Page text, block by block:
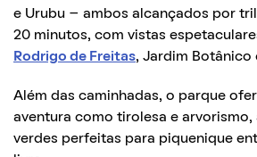
e Urubu – ambos alcançados por
20 minutos, com vistas
Rodrigo de Freitas, Jardim Botânico
Além das caminhadas, o parque
aventura como tirolesa e arvorismo,
verdes perfeitas para piquenique